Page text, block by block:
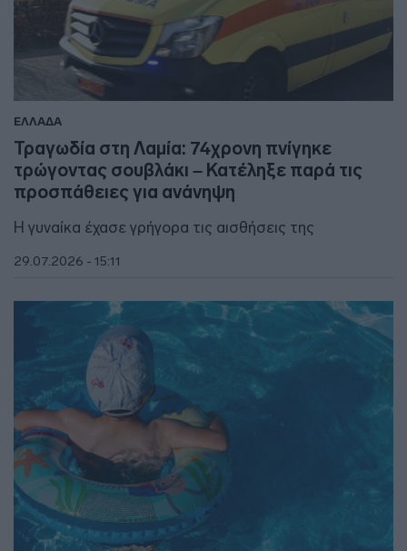
ΕΛΛΑΔΑ
Τραγωδία στη Λαμία: 74χρονη πνίγηκε
τρώγοντας σουβλάκι – Κατέληξε παρά τις
προσπάθειες για ανάνηψη
Η γυναίκα έχασε γρήγορα τις αισθήσεις της
29.07.2026 - 15:11